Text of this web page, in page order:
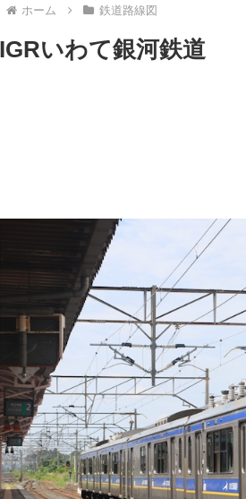
ホーム 鉄道路線図
IGRいわて銀河鉄道